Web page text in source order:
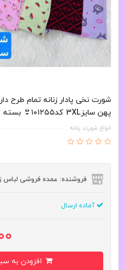
شورت نخی پادار زنانه تمام طرح
پهن سایز3XL کد۱۰۱۲۵۵👙 بسته 12 تایی
انواع شورت زنانه
فروشنده: عمده فروشی لباس
آماده ارسال